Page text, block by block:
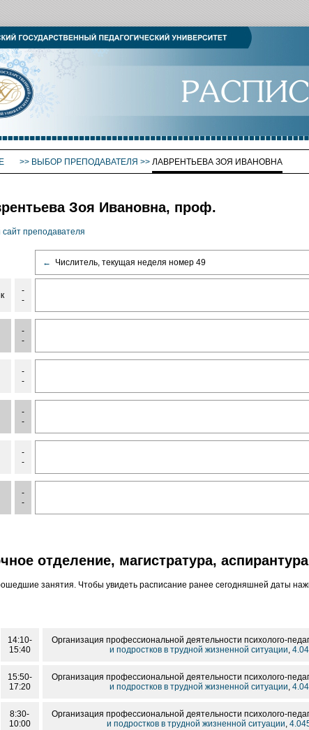
>> ВЫБОР ПРЕПОДАВАТЕЛЯ >> ЛАВРЕНТЬЕВА ЗОЯ ИВАНОВНА
Зоя Ивановна, проф.
преподавателя
← Числитель, текущая неделя номер 49
-
-
-
-
-
-
-
-
-
-
-
-
отделение, магистратура, аспирантура
занятия. Чтобы увидеть расписание ранее сегодняшней даты
14:10-
15:40
Организация профессиональной деятельности психолого-
и подростков в трудной жизненной ситуации,
15:50-
17:20
Организация профессиональной деятельности психолого-
и подростков в трудной жизненной ситуации,
8:30-
10:00
Организация профессиональной деятельности психолого-
и подростков в трудной жизненной ситуации,